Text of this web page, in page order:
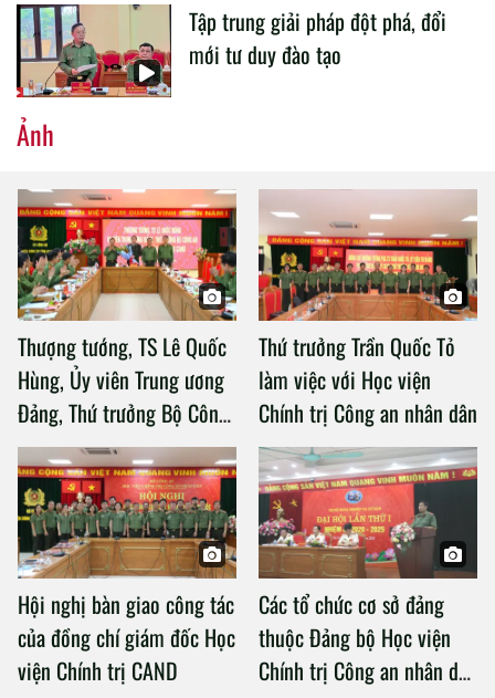
Tập trung giải pháp đột phá, đổi
mới tư duy đào tạo
Ảnh
Thượng tướng, TS Lê Quốc
Hùng, Ủy viên Trung ương
Đảng, Thứ trưởng Bộ Công
an làm việc với Học viện
Chính trị Công an nhân dân
Thứ trưởng Trần Quốc Tỏ
làm việc với Học viện
Chính trị Công an nhân dân
Hội nghị bàn giao công tác
của đồng chí giám đốc Học
viện Chính trị CAND
Các tổ chức cơ sở đảng
thuộc Đảng bộ Học viện
Chính trị Công an nhân dân